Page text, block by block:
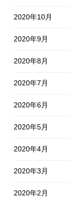
2020年10月
2020年9月
2020年8月
2020年7月
2020年6月
2020年5月
2020年4月
2020年3月
2020年2月